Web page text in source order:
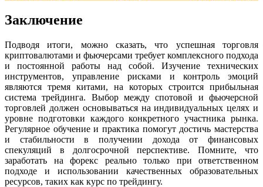
Заключение
Подводя итоги, можно сказать, что успешная торговля
криптовалютами и фьючерсами требует комплексного подхода
и постоянной работы над собой. Изучение технических
инструментов, управление рисками и контроль эмоций
являются тремя китами, на которых строится прибыльная
система трейдинга. Выбор между спотовой и фьючерсной
торговлей должен основываться на индивидуальных целях и
уровне подготовки каждого конкретного участника рынка.
Регулярное обучение и практика помогут достичь мастерства
и стабильности в получении дохода от финансовых
спекуляций в долгосрочной перспективе. Помните, что
заработать на форекс реально только при ответственном
подходе и использовании качественных образовательных
ресурсов, таких как курс по трейдингу.